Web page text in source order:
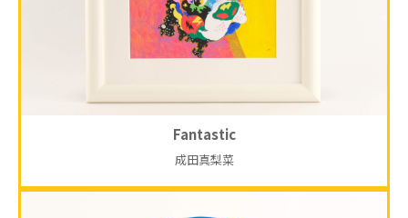
Fantastic
成田真梨菜